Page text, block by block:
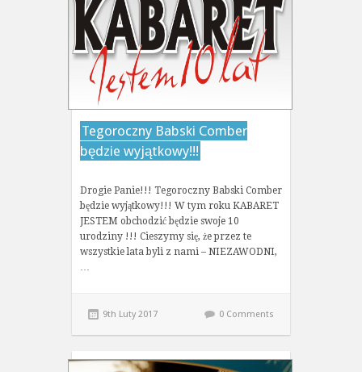
Tegoroczny Babski Comber
będzie wyjątkowy!!!
Drogie Panie!!! Tegoroczny Babski Comber
będzie wyjątkowy!!! W tym roku KABARET
JESTEM obchodzić będzie swoje 10
urodziny !!! Cieszymy się, że przez te
wszystkie lata byli z nami – NIEZAWODNI,
…
9th Luty 2017 0 Comments